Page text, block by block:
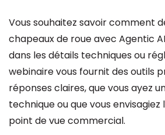
Vous souhaitez savoir comment
chapeaux de roue avec Agentic
dans les détails techniques ou
webinaire vous fournit des outils
réponses claires, que vous ayez
technique ou que vous envisagiez
point de vue commercial.